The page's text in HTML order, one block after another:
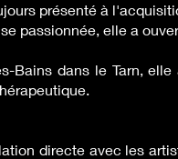
présenté à
passionnée, elle a
Bains dans le Tarn,
directe avec les